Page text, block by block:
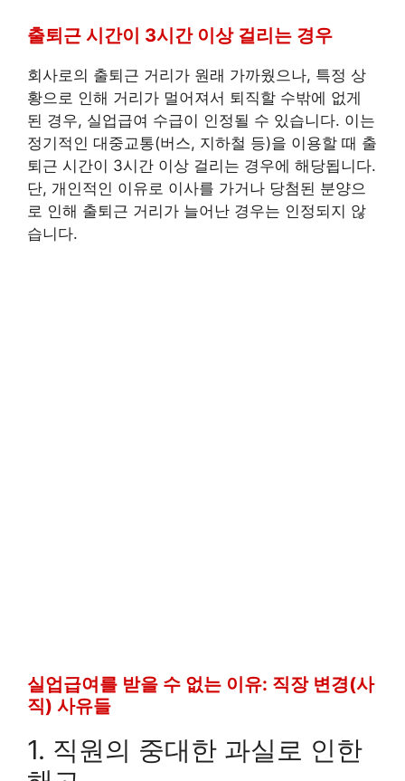
출퇴근 시간이 3시간 이상 걸리는 경우
회사로의 출퇴근 거리가 원래 가까웠으나, 특정 상
황으로 인해 거리가 멀어져서 퇴직할 수밖에 없게
된 경우, 실업급여 수급이 인정될 수 있습니다. 이는
정기적인 대중교통(버스, 지하철 등)을 이용할 때 출
퇴근 시간이 3시간 이상 걸리는 경우에 해당됩니다.
단, 개인적인 이유로 이사를 가거나 당첨된 분양으
로 인해 출퇴근 거리가 늘어난 경우는 인정되지 않
습니다.
실업급여를 받을 수 없는 이유: 직장 변경(사
직) 사유들
1. 직원의 중대한 과실로 인한